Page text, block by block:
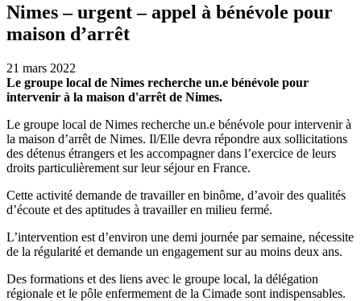
Nimes – urgent – appel à bénévole pour
maison d’arrêt
21 mars 2022
Le groupe local de Nimes recherche un.e bénévole pour
intervenir à la maison d'arrêt de Nimes.
Le groupe local de Nimes recherche un.e bénévole pour intervenir à
la maison d’arrêt de Nimes. Il/Elle devra répondre aux sollicitations
des détenus étrangers et les accompagner dans l’exercice de leurs
droits particulièrement sur leur séjour en France.
Cette activité demande de travailler en binôme, d’avoir des qualités
d’écoute et des aptitudes à travailler en milieu fermé.
L’intervention est d’environ une demi journée par semaine, nécessite
de la régularité et demande un engagement sur au moins deux ans.
Des formations et des liens avec le groupe local, la délégation
régionale et le pôle enfermement de la Cimade sont indispensables.